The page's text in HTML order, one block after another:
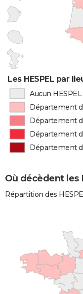
Les HESPEL par
Aucun
Département
Département
Département
Département
Où décèdent les
Répartition des